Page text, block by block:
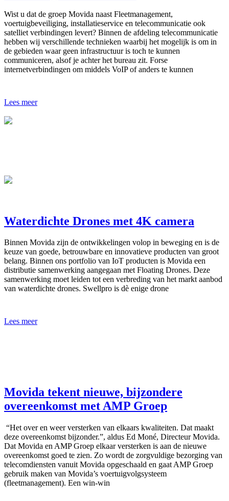
Wist u dat de groep Movida naast Fleetmanagement,
voertuigbeveiliging, installatieservice en telecommunicatie ook
satelliet verbindingen levert? Binnen de afdeling telecommunicatie
hebben wij verschillende technieken waarbij het mogelijk is om in
de gebieden waar geen infrastructuur is toch te kunnen
communiceren, alsof je achter het bureau zit. Forse
internetverbindingen om middels VoIP of anders te kunnen
Lees meer
Waterdichte Drones met 4K camera
Binnen Movida zijn de ontwikkelingen volop in beweging en is de
keuze van goede, betrouwbare en innovatieve producten van groot
belang. Binnen ons portfolio van IoT producten is Movida een
distributie samenwerking aangegaan met Floating Drones. Deze
samenwerking moet leiden tot een verbreding van het markt aanbod
van waterdichte drones. Swellpro is dè enige drone
Lees meer
Movida tekent nieuwe, bijzondere
overeenkomst met AMP Groep
“Het over en weer versterken van elkaars kwaliteiten. Dat maakt
deze overeenkomst bijzonder.”, aldus Ed Moné, Directeur Movida.
Dat Movida en AMP Groep elkaar versterken is aan de nieuwe
overeenkomst goed te zien. Zo wordt de zorgvuldige bezorging van
telecomdiensten vanuit Movida opgeschaald en gaat AMP Groep
gebruik maken van Movida’s voertuigvolgsysteem
(fleetmanagement). Een win-win